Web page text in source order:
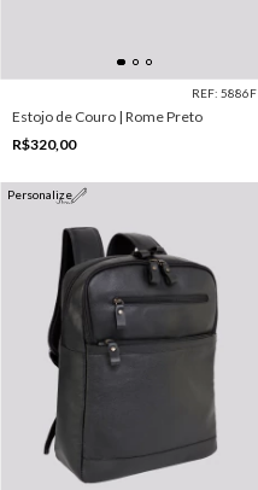
REF: 5886F
Estojo de Couro | Rome Preto
R$320,00
Personalize